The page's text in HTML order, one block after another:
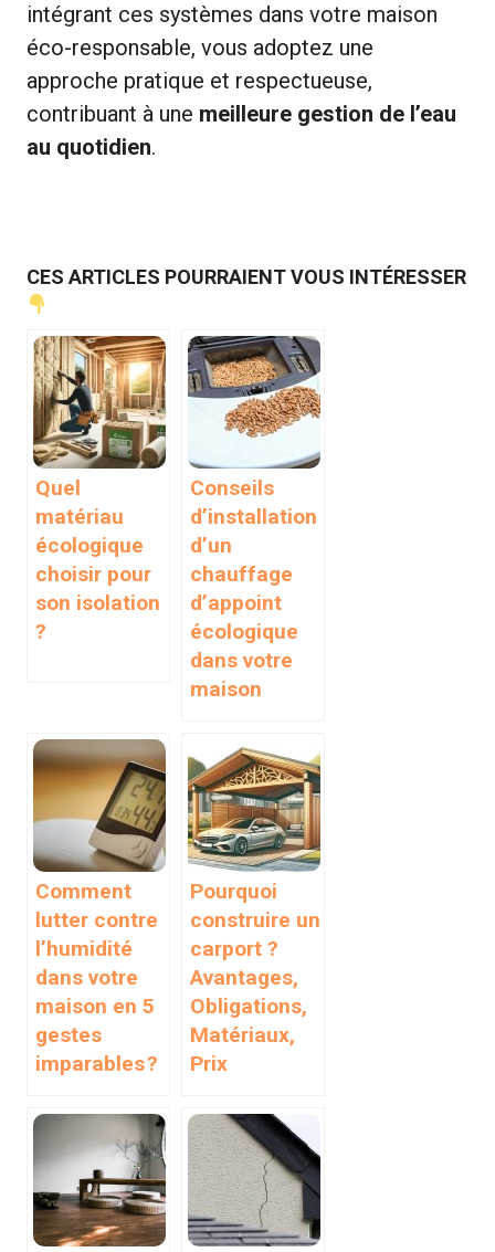
intégrant ces systèmes dans votre maison
éco-responsable, vous adoptez une
approche pratique et respectueuse,
contribuant à une meilleure gestion de l’eau
au quotidien.
CES ARTICLES POURRAIENT VOUS INTÉRESSER
Quel
matériau
écologique
choisir pour
son isolation
?
Conseils
d’installation
d’un
chauffage
d’appoint
écologique
dans votre
maison
Comment
lutter contre
l’humidité
dans votre
maison en 5
gestes
imparables ?
Pourquoi
construire un
carport ?
Avantages,
Obligations,
Matériaux,
Prix